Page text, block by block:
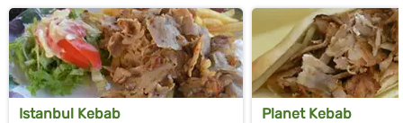
Istanbul Kebab Planet Kebab